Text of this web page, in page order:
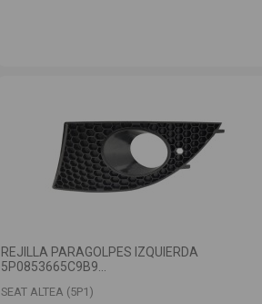
REJILLA PARAGOLPES IZQUIERDA
5P0853665C9B9...
SEAT ALTEA (5P1)